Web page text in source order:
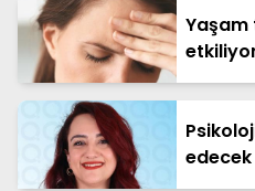
Yaşam